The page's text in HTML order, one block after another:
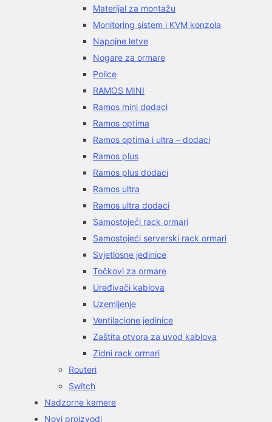
Materijal za montažu
Monitoring sistem i KVM konzola
Napojne letve
Nogare za ormare
Police
RAMOS MINI
Ramos mini dodaci
Ramos optima
Ramos optima i ultra – dodaci
Ramos plus
Ramos plus dodaci
Ramos ultra
Ramos ultra dodaci
Samostojeći rack ormari
Samostojeći serverski rack ormari
Svjetlosne jedinice
Točkovi za ormare
Uređivači kablova
Uzemljenje
Ventilacione jedinice
Zaštita otvora za uvod kablova
Zidni rack ormari
Routeri
Switch
Nadzorne kamere
Novi proizvodi